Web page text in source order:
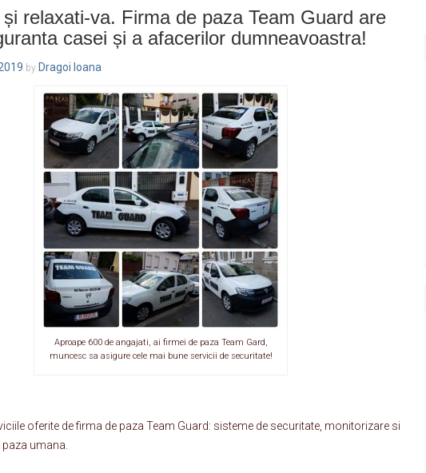
relaxati-va. Firma de paza Team Guard are
casei și a afacerilor dumneavoastra!
by Dragoi Ioana
Aproape 600 de angajati, ai firmei de paza Team Gard,
muncesc sa asigure cele mai bune servicii de securitate!
oferite de firma de paza Team Guard: sisteme de securitate, monitorizare si
paza umana.